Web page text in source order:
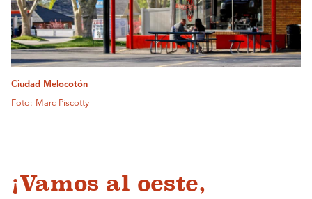
Ciudad Melocotón
Foto: Marc Piscotty
¡Vamos al oeste,